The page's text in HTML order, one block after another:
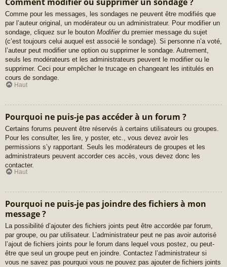
Comme pour les messages, les sondages ne peuvent être modifiés que
par l’auteur original, un modérateur ou un administrateur. Pour modifier un
sondage, cliquez sur le bouton Modifierdu premier message du sujet
(c’est toujours celui auquel est associé le sondage). Si personne n’a voté,
l’auteur peut modifier une option ou supprimer le sondage. Autrement,
seuls les modérateurs et les administrateurs peuvent le modifier ou le
supprimer. Ceci pour empêcher le trucage en changeant les intitulés en
cours de sondage.
Haut
Pourquoi ne puis-je pas accéder à un forum ?
Certains forums peuvent être réservés à certains utilisateurs ou groupes.
Pour les consulter, les lire, y poster, etc., vous devez avoir les
permissions s’y rapportant. Seuls les modérateurs de groupes et les
administrateurs peuvent accorder ces accès, vous devez donc les
contacter.
Haut
Pourquoi ne puis-je pas joindre des fichiers à mon
message ?
La possibilité d’ajouter des fichiers joints peut être accordée par forum,
par groupe, ou par utilisateur. L’administrateur peut ne pas avoir autorisé
l’ajout de fichiers joints pour le forum dans lequel vous postez, ou peut-
être que seul un groupe peut en joindre. Contactez l’administrateur si
vous ne savez pas pourquoi vous ne pouvez pas ajouter de fichiers joints